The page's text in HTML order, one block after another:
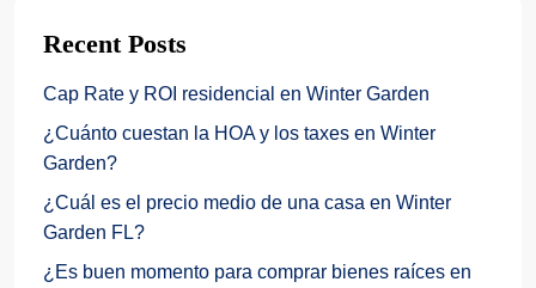
Recent Posts
Cap Rate y ROI residencial en Winter Garden
¿Cuánto cuestan la HOA y los taxes en Winter
Garden?
¿Cuál es el precio medio de una casa en Winter
Garden FL?
¿Es buen momento para comprar bienes raíces en